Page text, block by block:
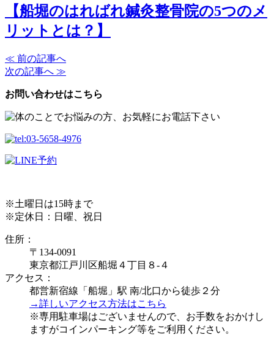
【船堀のはればれ鍼灸整骨院の5つのメ
リットとは？】
≪ 前の記事へ
次の記事へ ≫
お問い合わせはこちら
※土曜日は15時まで
※定休日：日曜、祝日
住所：
〒134-0091
東京都江戸川区船堀４丁目８-４
アクセス：
都営新宿線「船堀」駅 南/北口から徒歩２分
→詳しいアクセス方法はこちら
※専用駐車場はございませんので、お手数をおかけし
ますがコインパーキング等をご利用ください。